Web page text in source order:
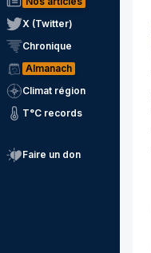
X (Twitter)
Chronique
Almanach
Climat région
T°C records
Faire un don